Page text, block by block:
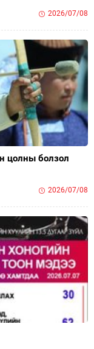
2026/07/08
цолны болзол
2026/07/08